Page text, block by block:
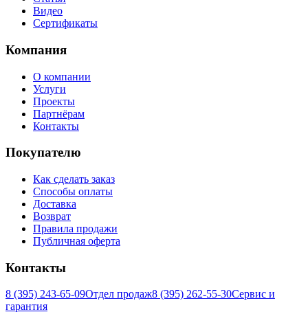
Видео
Сертификаты
Компания
О компании
Услуги
Проекты
Партнёрам
Контакты
Покупателю
Как сделать заказ
Способы оплаты
Доставка
Возврат
Правила продажи
Публичная оферта
Контакты
8 (395) 243-65-09Отдел продаж8 (395) 262-55-30Сервис и
гарантия